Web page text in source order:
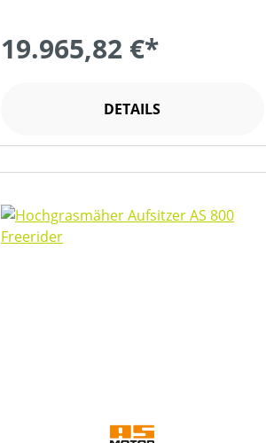
19.965,82 €*
DETAILS